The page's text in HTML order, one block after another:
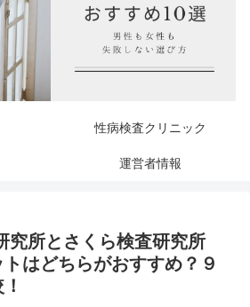
性病検査クリニック
運営者情報
究所とさくら検査研究所
はどちらがおすすめ？９